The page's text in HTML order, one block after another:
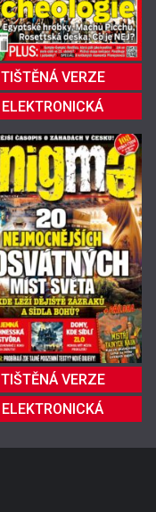
TIŠTĚNÁ VERZE
ELEKTRONICKÁ
TIŠTĚNÁ VERZE
ELEKTRONICKÁ